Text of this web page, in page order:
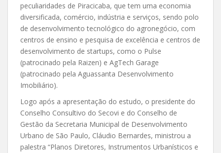
peculiaridades de Piracicaba, que tem uma economia
diversificada, comércio, indústria e serviços, sendo polo
de desenvolvimento tecnológico do agronegócio, com
centros de ensino e pesquisa de excelência e centros de
desenvolvimento de startups, como o Pulse
(patrocinado pela Raizen) e AgTech Garage
(patrocinado pela Aguassanta Desenvolvimento
Imobiliário).
Logo após a apresentação do estudo, o presidente do
Conselho Consultivo do Secovi e do Conselho de
Gestão da Secretaria Municipal de Desenvolvimento
Urbano de São Paulo, Cláudio Bernardes, ministrou a
palestra “Planos Diretores, Instrumentos Urbanísticos e